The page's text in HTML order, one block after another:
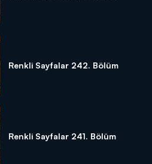
Renkli Sayfalar 242. Bölüm
Renkli Sayfalar 241. Bölüm